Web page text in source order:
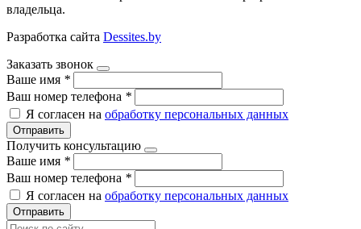
владельца.
Разработка сайта Dessites.by
Заказать звонок
Ваше имя *
Ваш номер телефона *
Я согласен на обработку персональных данных
Отправить
Получить консультацию
Ваше имя *
Ваш номер телефона *
Я согласен на обработку персональных данных
Отправить